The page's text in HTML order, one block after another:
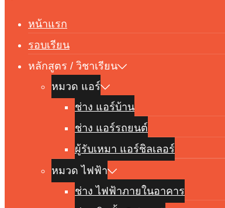
หน้าแรก
รอบเรียน
หลักสูตร / วิชาเรียน
หมวด แอร์
ช่าง แอร์บ้าน
ช่าง แอร์รถยนต์
ผู้รับเหมา แอร์ชิลเลอร์
หมวด ไฟฟ้า
ช่าง ไฟฟ้าภายในอาคาร